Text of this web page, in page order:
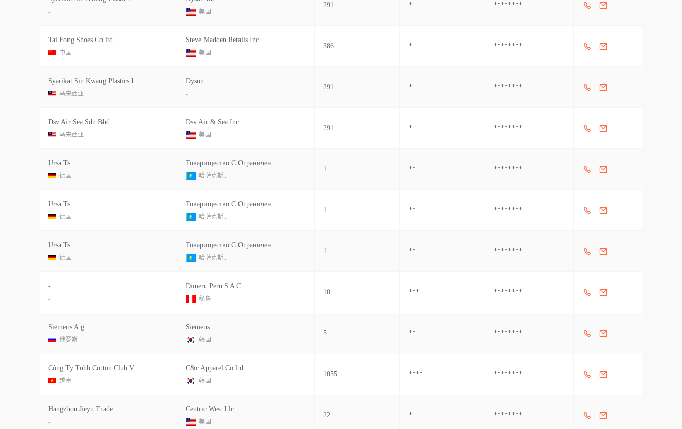
- 美国
291 * ********
Tai Fong Shoes Co.ltd.
中国
Steve Madden Retails Inc
美国
386 * ********
Syarikat Sin Kwang Plastics Indust
马来西亚
Dyson
-
291 * ********
Dsv Air Sea Sdn Bhd
马来西亚
Dsv Air & Sea Inc.
美国
291 * ********
Ursa Ts
德国
Товарищество С Ограниченной Ответственностью Ztown Development
哈萨克斯...
1 ** ********
Ursa Ts
德国
Товарищество С Ограниченной Ответственностью Ztown Development
哈萨克斯...
1 ** ********
Ursa Ts
德国
Товарищество С Ограниченной Ответственностью Ztown Development
哈萨克斯...
1 ** ********
-
-
Dimerc Peru S A C
秘鲁
10 *** ********
Siemens A.g.
俄罗斯
Siemens
韩国
5 ** ********
Công Ty Tnhh Cotton Club Việt Nam
越南
C&c Apparel Co.ltd.
韩国
1055 **** ********
Hangzhou Jieyu Trade
-
Centric West Llc
美国
22 * ********